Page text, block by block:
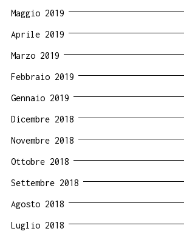
Maggio 2019
Aprile 2019
Marzo 2019
Febbraio 2019
Gennaio 2019
Dicembre 2018
Novembre 2018
Ottobre 2018
Settembre 2018
Agosto 2018
Luglio 2018